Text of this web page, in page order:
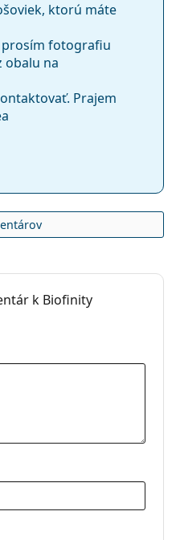
ktorú máte
prosím fotografiu
obalu na
Prajem
k Biofinity